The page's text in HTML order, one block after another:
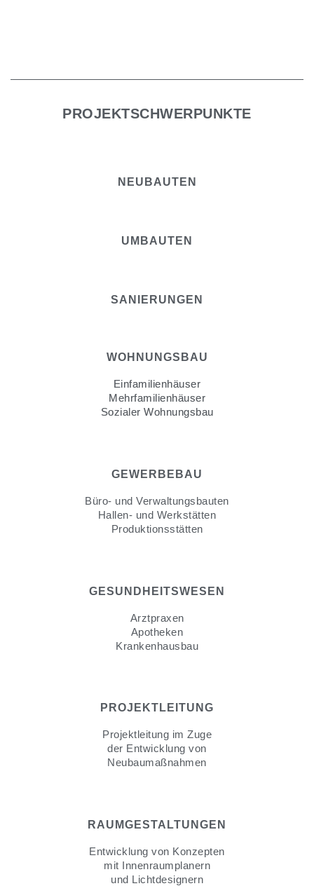
PROJEKTSCHWERPUNKTE
NEUBAUTEN
UMBAUTEN
SANIERUNGEN
WOHNUNGSBAU
Einfamilienhäuser
Mehrfamilienhäuser
Sozialer Wohnungsbau
GEWERBEBAU
Büro- und Verwaltungsbauten
Hallen- und Werkstätten
Produktionsstätten
GESUNDHEITSWESEN
Arztpraxen
Apotheken
Krankenhausbau
PROJEKTLEITUNG
Projektleitung im Zuge
der Entwicklung von
Neubaumaßnahmen
RAUMGESTALTUNGEN
Entwicklung von Konzepten
mit Innenraumplanern
und Lichtdesignern